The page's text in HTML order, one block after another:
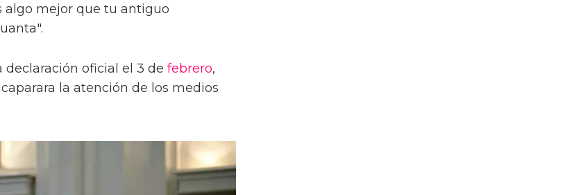
algo mejor que tu antiguo
oficial el 3 de febrero,
la atención de los medios